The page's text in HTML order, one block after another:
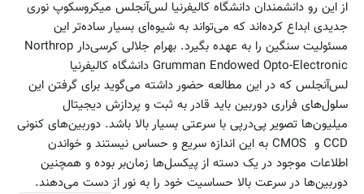
از این رو دانشمندان دانشگاه کالیفرنیا لس‌آنجلس میکروسکوپ نوری
جدیدی ابداع کرده‌اند که می‌تواند به شیوه‌ای بسیار ساده‌تر این
مسئولیت سنگین را به عهده بگیرد. بهرام جلالی کرسی‌دار Northrop
Grumman Endowed Opto-Electronic دانشگاه کالیفرنیا
لس‌آنجلس که در این مطالعه حضور داشته می‌گوید برای گرفتن این
سلول‌های فراری دوربین باید قادر به ثبت و پردازش دیجیتال
میلیون‌ها تصویر پی‌در‌پی با سرعتی بسیار بالا باشد. دوربین‌های کنونی
CCD و CMOS به این اندازه سریع و حساس نیستند و خواندن
اطلاعات موجود در یک دسته از پیکسل‌ها زمان‌بر بوده و همچنین
دوربین‌ها در سرعت بالا حساسیت خود را به نور از دست می‌دهند.